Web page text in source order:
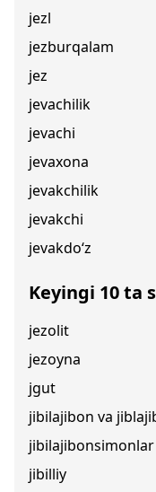
jezl
jezburqalam
jez
jevachilik
jevachi
jevaxona
jevakchilik
jevakchi
jevakdo‘z
Keyingi 10 ta
jezolit
jezoyna
jgut
jibilajibon va
jibilajibonsimonlar
jibilliy